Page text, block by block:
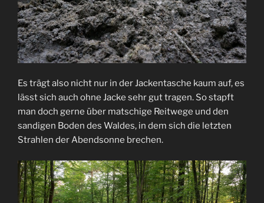
Es trägt also nicht nur in der Jackentasche kaum auf, es
lässt sich auch ohne Jacke sehr gut tragen. So stapft
man doch gerne über matschige Reitwege und den
sandigen Boden des Waldes, in dem sich die letzten
Strahlen der Abendsonne brechen.